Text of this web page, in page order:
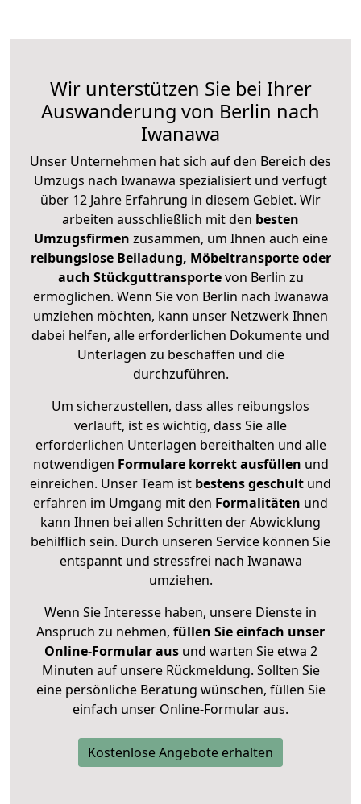
Wir unterstützen Sie bei Ihrer
Auswanderung von Berlin nach
Iwanawa
Unser Unternehmen hat sich auf den Bereich des
Umzugs nach Iwanawa spezialisiert und verfügt
über 12 Jahre Erfahrung in diesem Gebiet. Wir
arbeiten ausschließlich mit den besten
Umzugsfirmen zusammen, um Ihnen auch eine
reibungslose Beiladung, Möbeltransporte oder
auch Stückguttransportevon Berlin zu
ermöglichen. Wenn Sie von Berlin nach Iwanawa
umziehen möchten, kann unser Netzwerk Ihnen
dabei helfen, alle erforderlichen Dokumente und
Unterlagen zu beschaffen und die
durchzuführen.
Um sicherzustellen, dass alles reibungslos
verläuft, ist es wichtig, dass Sie alle
erforderlichen Unterlagen bereithalten und alle
notwendigen Formulare korrekt ausfüllen und
einreichen. Unser Team ist bestens geschult und
erfahren im Umgang mit den Formalitäten und
kann Ihnen bei allen Schritten der Abwicklung
behilflich sein. Durch unseren Service können Sie
entspannt und stressfrei nach Iwanawa
umziehen.
Wenn Sie Interesse haben, unsere Dienste in
Anspruch zu nehmen, füllen Sie einfach unser
Online-Formular ausund warten Sie etwa 2
Minuten auf unsere Rückmeldung. Sollten Sie
eine persönliche Beratung wünschen, füllen Sie
einfach unser Online-Formular aus.
Kostenlose Angebote erhalten